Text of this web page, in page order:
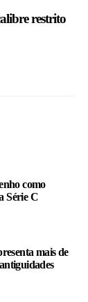
restrito
como
Série C
mais de